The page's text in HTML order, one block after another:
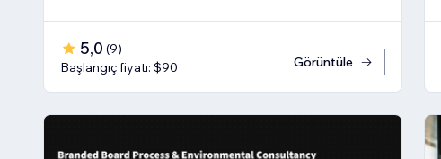
5,0 (9)
Başlangıç fiyatı: $90
Görüntüle